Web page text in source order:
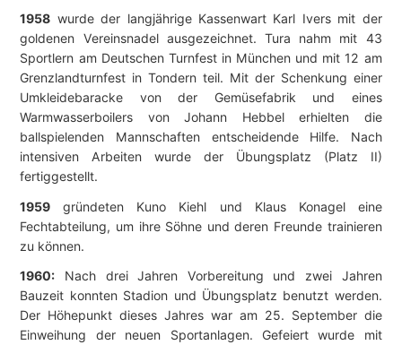
1958 wurde der langjährige Kassenwart Karl Ivers mit der
goldenen Vereinsnadel ausgezeichnet. Tura nahm mit 43
Sportlern am Deutschen Turnfest in München und mit 12 am
Grenzlandturnfest in Tondern teil. Mit der Schenkung einer
Umkleidebaracke von der Gemüsefabrik und eines
Warmwasserboilers von Johann Hebbel erhielten die
ballspielenden Mannschaften entscheidende Hilfe. Nach
intensiven Arbeiten wurde der Übungsplatz (Platz II)
fertiggestellt.
1959 gründeten Kuno Kiehl und Klaus Konagel eine
Fechtabteilung, um ihre Söhne und deren Freunde trainieren
zu können.
1960: Nach drei Jahren Vorbereitung und zwei Jahren
Bauzeit konnten Stadion und Übungsplatz benutzt werden.
Der Höhepunkt dieses Jahres war am 25. September die
Einweihung der neuen Sportanlagen. Gefeiert wurde mit